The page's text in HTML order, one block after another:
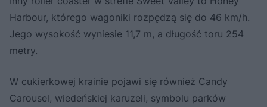
Harbour, którego wagoniki rozpędzą się do 46 km/h.
Jego wysokość wyniesie 11,7 m, a długość toru 254
metry.
W cukierkowej krainie pojawi się również Candy
Carousel, wiedeńskiej karuzeli, symbolu parków